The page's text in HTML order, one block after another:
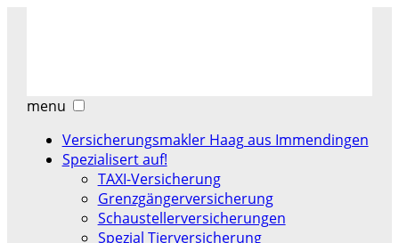
menu
Versicherungsmakler Haag aus Immendingen
Spezialisert auf!
TAXI-Versicherung
Grenzgängerversicherung
Schaustellerversicherungen
Spezial Tierversicherung